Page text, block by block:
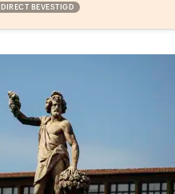
DIRECT BEVESTIGD